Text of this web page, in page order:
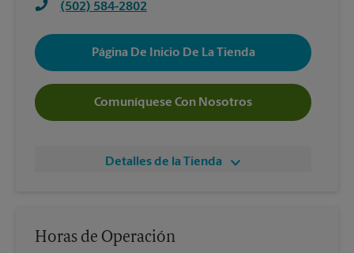
(502) 584-2802
Página De Inicio De La Tienda
Comuníquese Con Nosotros
Detalles de la Tienda
Horas de Operación